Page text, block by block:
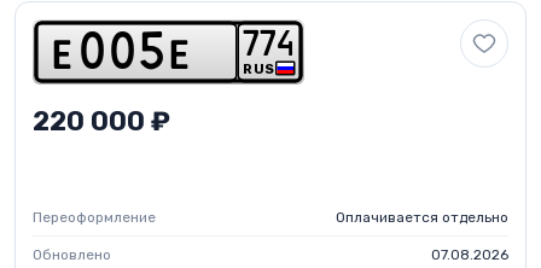
e 0 0 5 e RUS
7 74
220 000 ₽
Переоформление Оплачивается отдельно
Обновлено 07.08.2026